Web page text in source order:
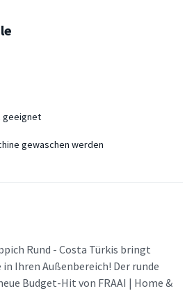
geeignet
gewaschen werden
Rund - Costa Türkis bringt
Ihren Außenbereich! Der runde
Budget-Hit von FRAAI | Home &